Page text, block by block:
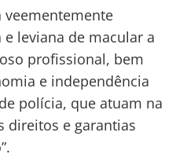
veementemente
leviana de macular a
profissional, bem
e independência
polícia, que atuam na
direitos e garantias